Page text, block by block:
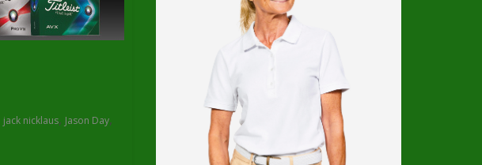
jack nicklaus, Jason Day,